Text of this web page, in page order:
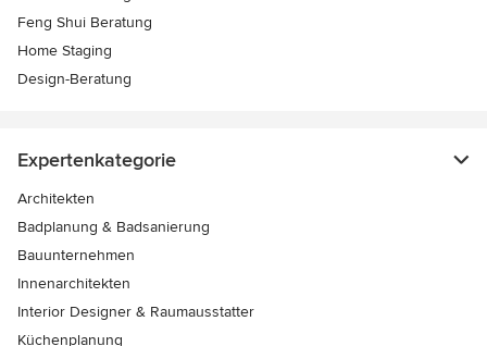
Feng Shui Beratung
Home Staging
Design-Beratung
Expertenkategorie
Architekten
Badplanung & Badsanierung
Bauunternehmen
Innenarchitekten
Interior Designer & Raumausstatter
Küchenplanung